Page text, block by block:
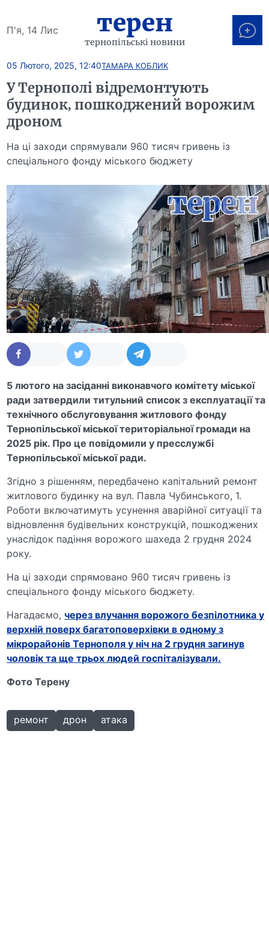
П'я, 14 Лис терен
тернопільські новини
05 Лютого, 2025, 12:40ТАМАРА КОБЛИК
У Тернополі відремонтують
будинок, пошкоджений ворожим
дроном
На ці заходи спрямували 960 тисяч гривень із
спеціального фонду міського бюджету
5 лютого на засіданні виконавчого комітету міської
ради затвердили титульний список з експлуатації та
технічного обслуговування житлового фонду
Тернопільської міської територіальної громади на
2025 рік. Про це повідомили у пресслужбі
Тернопільської міської ради.
Згідно з рішенням, передбачено капітальний ремонт
житлового будинку на вул. Павла Чубинського, 1.
Роботи включатимуть усунення аварійної ситуації та
відновлення будівельних конструкцій, пошкоджених
унаслідок падіння ворожого шахеда 2 грудня 2024
року.
На ці заходи спрямовано 960 тисяч гривень із
спеціального фонду міського бюджету.
Нагадаємо, через влучання ворожого безпілотника у
верхній поверх багатоповерхівки в одному з
мікрорайонів Тернополя у ніч на 2 грудня загинув
чоловік та ще трьох людей госпіталізували.
Фото Терену
ремонт дрон атака